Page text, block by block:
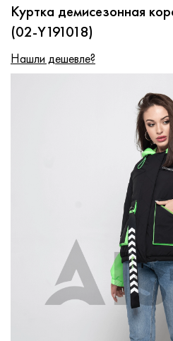
Куртка демисезонная
(02-Y191018)
Нашли дешевле?